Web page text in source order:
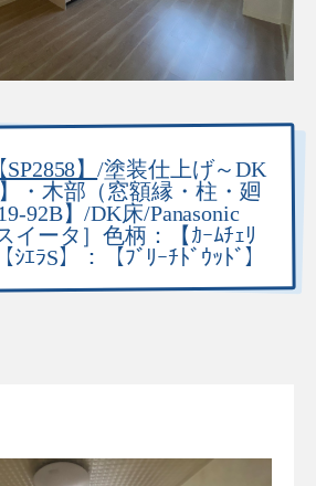
】/塗装仕上げ～DK
・木部（窓額縁・柱・廻
92B】/DK床/Panasonic
イータ］色柄：【ｶｰﾑﾁｪﾘ
ｼｴﾗS】：【ﾌﾞﾘｰﾁﾄﾞｳｯﾄﾞ】